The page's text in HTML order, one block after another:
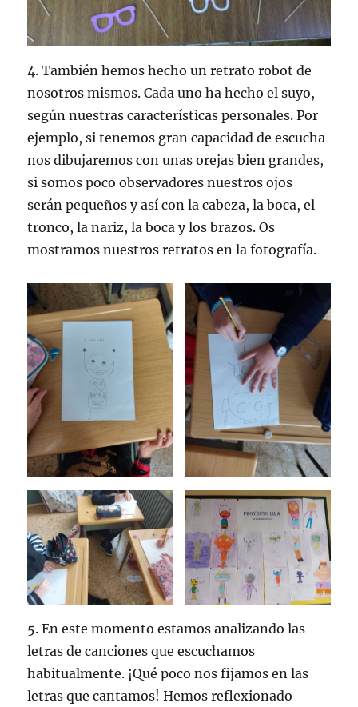
4. También hemos hecho un retrato robot de
nosotros mismos. Cada uno ha hecho el suyo,
según nuestras características personales. Por
ejemplo, si tenemos gran capacidad de escucha
nos dibujaremos con unas orejas bien grandes,
si somos poco observadores nuestros ojos
serán pequeños y así con la cabeza, la boca, el
tronco, la nariz, la boca y los brazos. Os
mostramos nuestros retratos en la fotografía.
5. En este momento estamos analizando las
letras de canciones que escuchamos
habitualmente. ¡Qué poco nos fijamos en las
letras que cantamos! Hemos reflexionado